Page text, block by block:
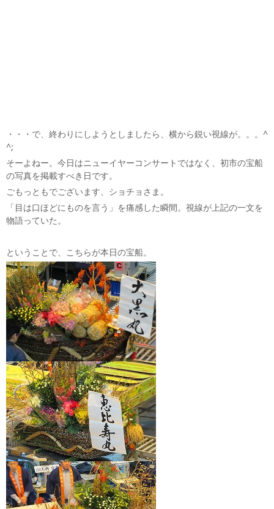
・・・で、終わりにしようとしましたら、横から鋭い視線が。。。^
^;
そーよねー。今日はニューイヤーコンサートではなく、初市の宝船
の写真を掲載すべき日です。
ごもっともでございます、ショチョさま。
「目は口ほどにものを言う」を痛感した瞬間。視線が上記の一文を
物語っていた。
ということで、こちらが本日の宝船。